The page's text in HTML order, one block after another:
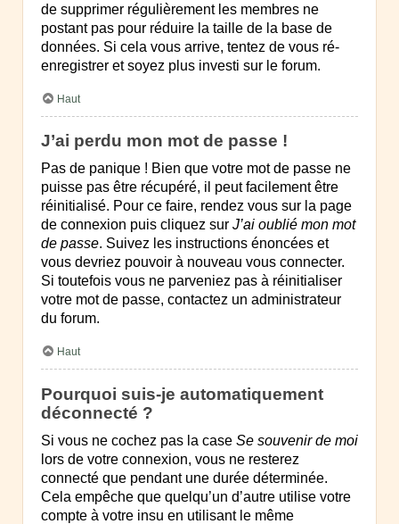
de supprimer régulièrement les membres ne
postant pas pour réduire la taille de la base de
données. Si cela vous arrive, tentez de vous ré-
enregistrer et soyez plus investi sur le forum.
Haut
J’ai perdu mon mot de passe !
Pas de panique ! Bien que votre mot de passe ne
puisse pas être récupéré, il peut facilement être
réinitialisé. Pour ce faire, rendez vous sur la page
de connexion puis cliquez sur J’ai oublié mon mot
de passe. Suivez les instructions énoncées et
vous devriez pouvoir à nouveau vous connecter.
Si toutefois vous ne parveniez pas à réinitialiser
votre mot de passe, contactez un administrateur
du forum.
Haut
Pourquoi suis-je automatiquement
déconnecté ?
Si vous ne cochez pas la case Se souvenir de moi
lors de votre connexion, vous ne resterez
connecté que pendant une durée déterminée.
Cela empêche que quelqu’un d’autre utilise votre
compte à votre insu en utilisant le même